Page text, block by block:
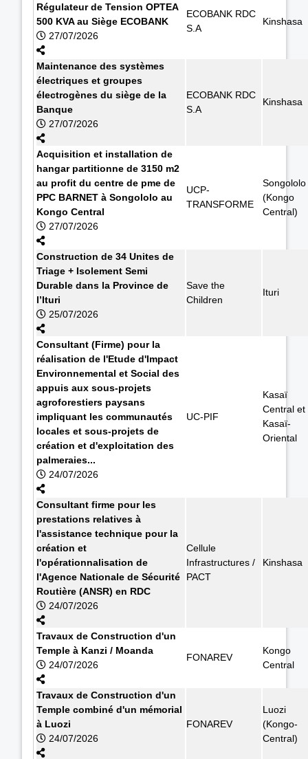
Régulateur de Tension OPTEA
500 KVA au Siège ECOBANK
27/07/2026
ECOBANK RDC
S.A
Kinshasa
Maintenance des systèmes
électriques et groupes
électrogènes du siège de la
Banque
27/07/2026
ECOBANK RDC
S.A
Kinshasa
Acquisition et installation de
hangar partitionne de 3150 m2
au profit du centre de pme de
PPC BARNET à Songololo au
Kongo Central
27/07/2026
UCP-
TRANSFORME
Songololo
(Kongo
Central)
Construction de 34 Unites de
Triage + Isolement Semi
Durable dans la Province de
l’Ituri
25/07/2026
Save the
Children
Ituri
Consultant (Firme) pour la
réalisation de l'Etude d'Impact
Environnemental et Social des
appuis aux sous-projets
agroforestiers paysans
impliquant les communautés
locales et sous-projets de
création et d'exploitation des
palmeraies...
24/07/2026
UC-PIF
Kasaï
Central et
Kasaï-
Oriental
Consultant firme pour les
prestations relatives à
l'assistance technique pour la
création et
l'opérationnalisation de
l'Agence Nationale de Sécurité
Routière (ANSR) en RDC
24/07/2026
Cellule
Infrastructures /
PACT
Kinshasa
Travaux de Construction d'un
Temple à Kanzi / Moanda
24/07/2026
FONAREV
Kongo
Central
Travaux de Construction d'un
Temple combiné d'un mémorial
à Luozi
24/07/2026
FONAREV
Luozi
(Kongo-
Central)